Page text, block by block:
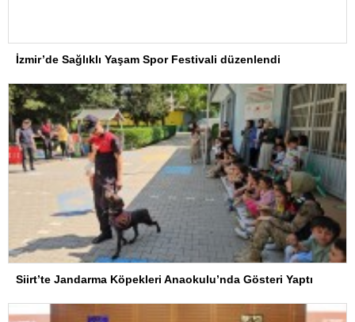
İzmir’de Sağlıklı Yaşam Spor Festivali düzenlendi
Siirt’te Jandarma Köpekleri Anaokulu’nda Gösteri Yaptı